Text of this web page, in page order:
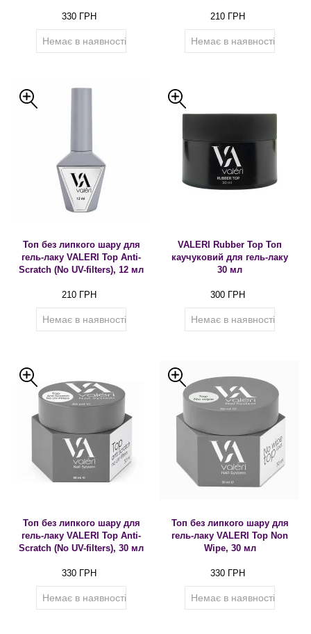
330 ГРН
Немає в наявності
210 ГРН
Немає в наявності
Топ без липкого шару для
гель-лаку VALERI Top Anti-
Scratch (No UV-filters), 12 мл
210 ГРН
Немає в наявності
VALERI Rubber Top Топ
каучуковий для гель-лаку
30 мл
300 ГРН
Немає в наявності
Топ без липкого шару для
гель-лаку VALERI Top Anti-
Scratch (No UV-filters), 30 мл
330 ГРН
Немає в наявності
Топ без липкого шару для
гель-лаку VALERI Top Non
Wipe, 30 мл
330 ГРН
Немає в наявності